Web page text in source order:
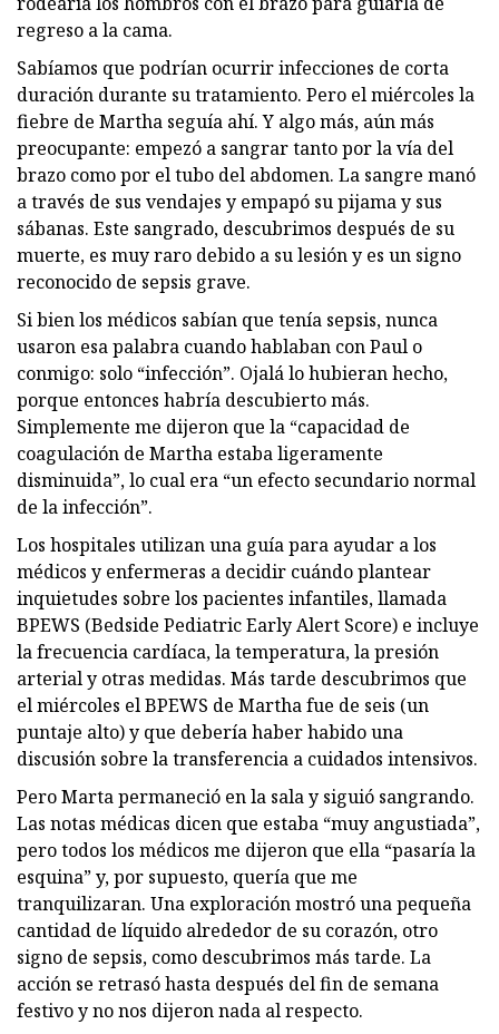
regreso a la cama.
Sabíamos que podrían ocurrir infecciones de corta
duración durante su tratamiento. Pero el miércoles la
fiebre de Martha seguía ahí. Y algo más, aún más
preocupante: empezó a sangrar tanto por la vía del
brazo como por el tubo del abdomen. La sangre manó
a través de sus vendajes y empapó su pijama y sus
sábanas. Este sangrado, descubrimos después de su
muerte, es muy raro debido a su lesión y es un signo
reconocido de sepsis grave.
Si bien los médicos sabían que tenía sepsis, nunca
usaron esa palabra cuando hablaban con Paul o
conmigo: solo “infección”. Ojalá lo hubieran hecho,
porque entonces habría descubierto más.
Simplemente me dijeron que la “capacidad de
coagulación de Martha estaba ligeramente
disminuida”, lo cual era “un efecto secundario normal
de la infección”.
Los hospitales utilizan una guía para ayudar a los
médicos y enfermeras a decidir cuándo plantear
inquietudes sobre los pacientes infantiles, llamada
BPEWS (Bedside Pediatric Early Alert Score) e incluye
la frecuencia cardíaca, la temperatura, la presión
arterial y otras medidas. Más tarde descubrimos que
el miércoles el BPEWS de Martha fue de seis (un
puntaje alto) y que debería haber habido una
discusión sobre la transferencia a cuidados intensivos.
Pero Marta permaneció en la sala y siguió sangrando.
Las notas médicas dicen que estaba “muy angustiada”,
pero todos los médicos me dijeron que ella “pasaría la
esquina” y, por supuesto, quería que me
tranquilizaran. Una exploración mostró una pequeña
cantidad de líquido alrededor de su corazón, otro
signo de sepsis, como descubrimos más tarde. La
acción se retrasó hasta después del fin de semana
festivo y no nos dijeron nada al respecto.